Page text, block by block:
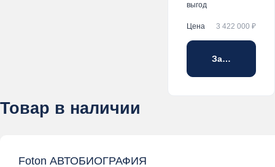
выгод
Цена 3 422 000 ₽
Товар в наличии
Foton АВТОБИОГРАФИЯ